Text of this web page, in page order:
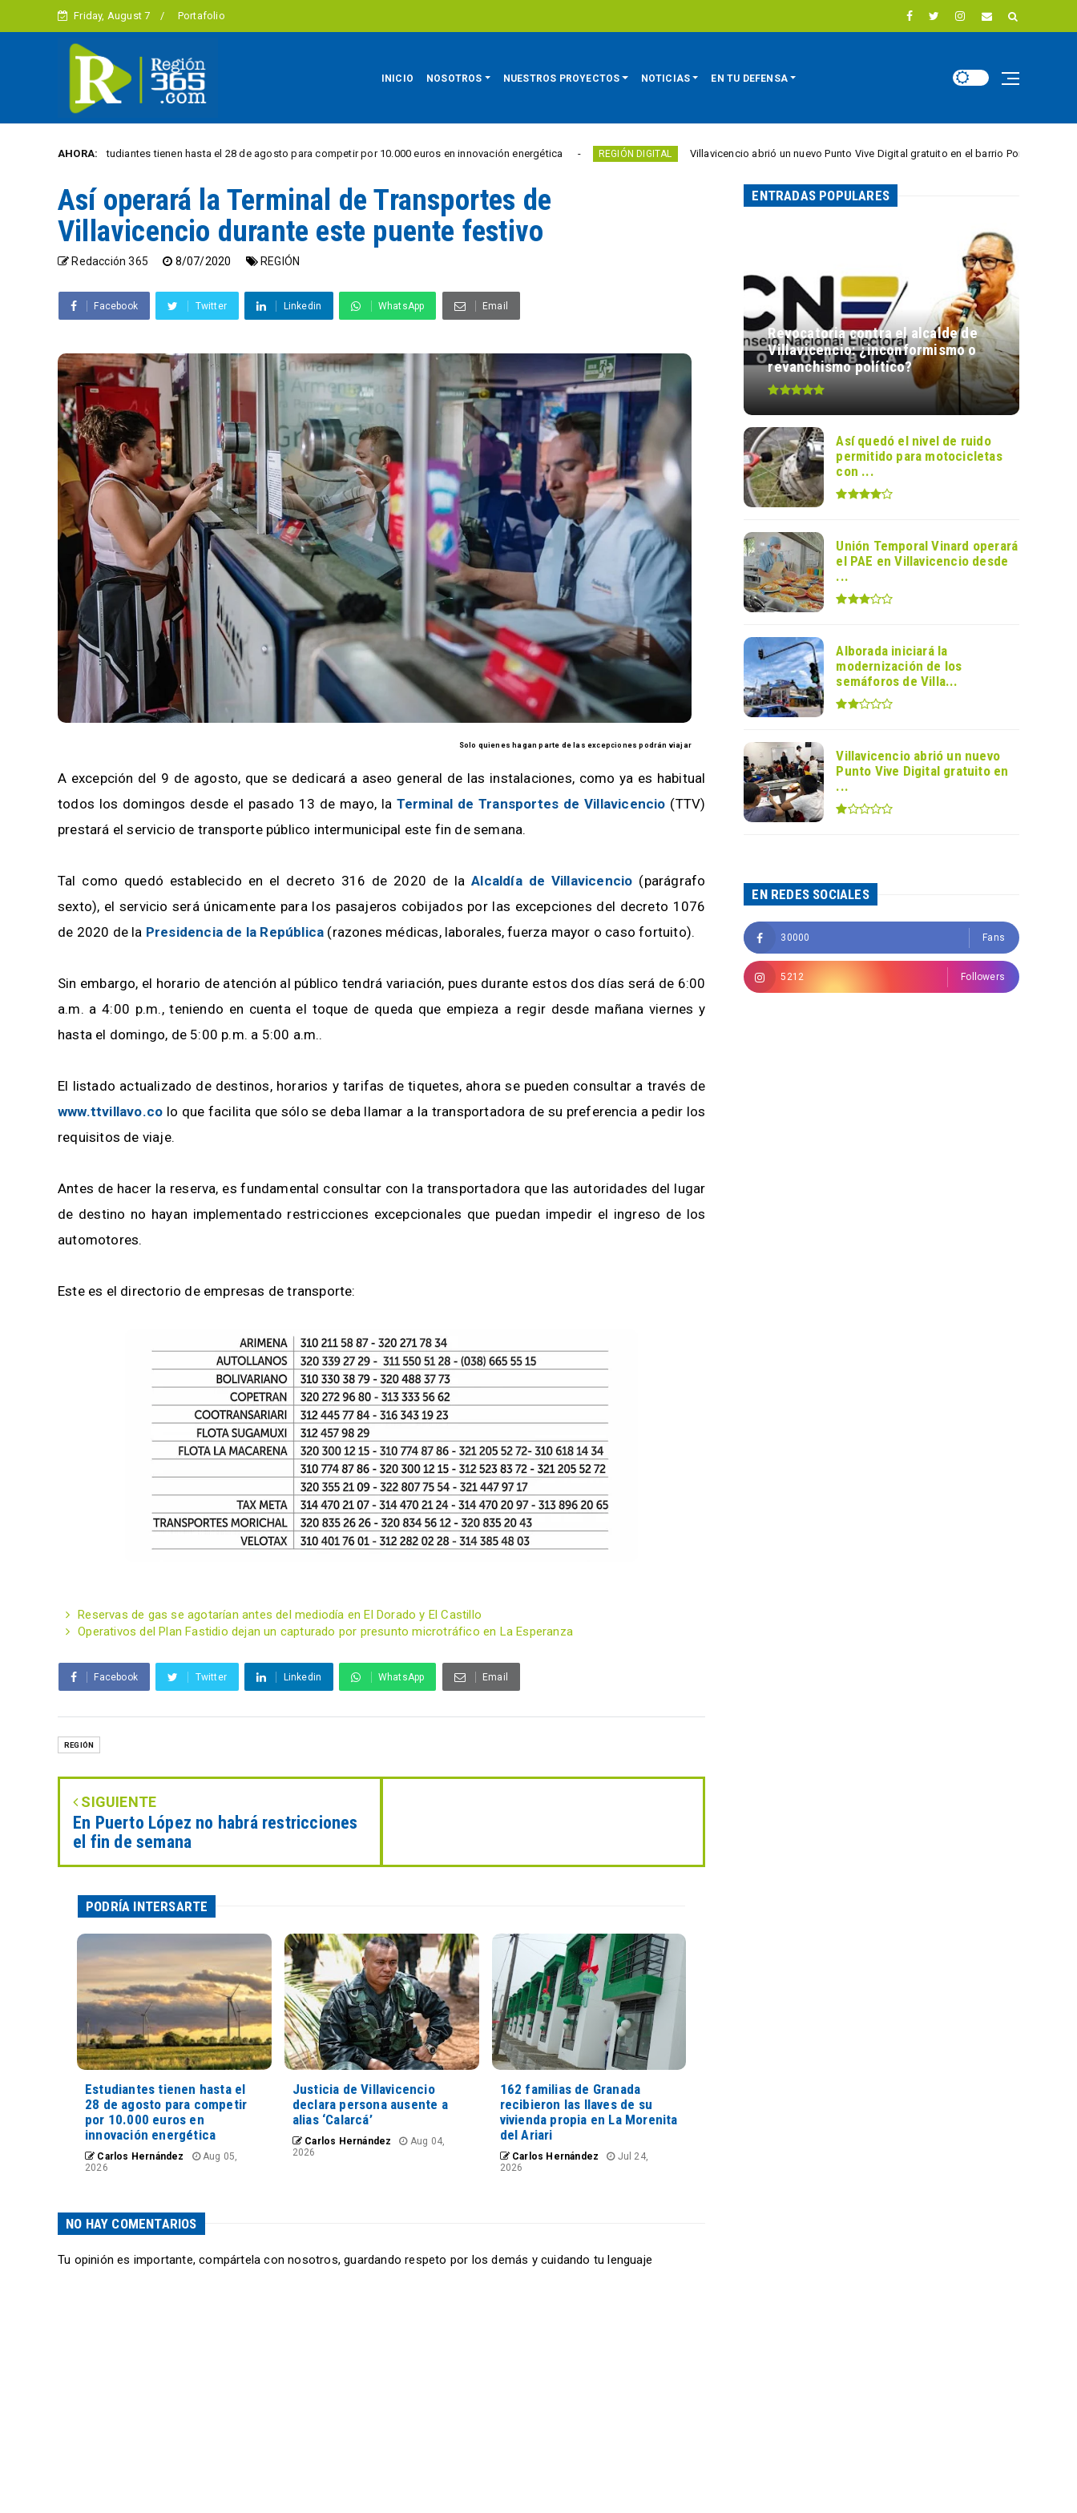
Friday, August 7 Portafolio
INICIO NOSOTROS NUESTROS PROYECTOS NOTICIAS EN TU DEFENSA
AHORA:
Estudiantes tienen hasta el 28 de agosto para competir por 10.000 euros en innovación energética REGIÓN DIGITAL Villavicencio abrió un nuevo Punto Vive Digital gratuito en el barrio Porfía CIUDAD ACTIVA
Así operará la Terminal de Transportes de
Villavicencio durante este puente festivo
Redacción 365 8/07/2020 REGIÓN
Facebook Twitter Linkedin WhatsApp Email
Solo quienes hagan parte de las excepciones podrán viajar
A excepción del 9 de agosto, que se dedicará a aseo general de las instalaciones, como ya es habitual
todos los domingos desde el pasado 13 de mayo, la Terminal de Transportes de Villavicencio (TTV)
prestará el servicio de transporte público intermunicipal este fin de semana.
Tal como quedó establecido en el decreto 316 de 2020 de laAlcaldía de Villavicencio (parágrafo
sexto), el servicio será únicamente para los pasajeros cobijados por las excepciones del decreto 1076
de 2020 de la Presidencia de la República (razones médicas, laborales, fuerza mayor o caso fortuito).
Sin embargo, el horario de atención al público tendrá variación, pues durante estos dos días será de 6:00
a.m. a 4:00 p.m., teniendo en cuenta el toque de queda que empieza a regir desde mañana viernes y
hasta el domingo, de 5:00 p.m. a 5:00 a.m..
El listado actualizado de destinos, horarios y tarifas de tiquetes, ahora se pueden consultar a través de
www.ttvillavo.co lo que facilita que sólo se deba llamar a la transportadora de su preferencia a pedir los
requisitos de viaje.
Antes de hacer la reserva, es fundamental consultar con la transportadora que las autoridades del lugar
de destino no hayan implementado restricciones excepcionales que puedan impedir el ingreso de los
automotores.
Este es el directorio de empresas de transporte:
Reservas de gas se agotarían antes del mediodía en El Dorado y El Castillo
Operativos del Plan Fastidio dejan un capturado por presunto microtráfico en La Esperanza
Facebook Twitter Linkedin WhatsApp Email
REGIÓN
SIGUIENTE
En Puerto López no habrá restricciones
el fin de semana
PODRÍA INTERSARTE
Estudiantes tienen hasta el
28 de agosto para competir
por 10.000 euros en
innovación energética
Carlos Hernández
Aug 05,
2026
Justicia de Villavicencio
declara persona ausente a
alias ‘Calarcá’
Carlos Hernández
Aug 04,
2026
162 familias de Granada
recibieron las llaves de su
vivienda propia en La Morenita
del Ariari
Carlos Hernández
Jul 24,
2026
NO HAY COMENTARIOS
Tu opinión es importante, compártela con nosotros, guardando respeto por los demás y cuidando tu lenguaje
ENTRADAS POPULARES
Revocatoria contra el alcalde de
Villavicencio: ¿inconformismo o
revanchismo político?
Así quedó el nivel de ruido
permitido para motocicletas
con ...
Unión Temporal Vinard operará
el PAE en Villavicencio desde
...
Alborada iniciará la
modernización de los
semáforos de Villa...
Villavicencio abrió un nuevo
Punto Vive Digital gratuito en
...
EN REDES SOCIALES
30000 Fans
5212 Followers